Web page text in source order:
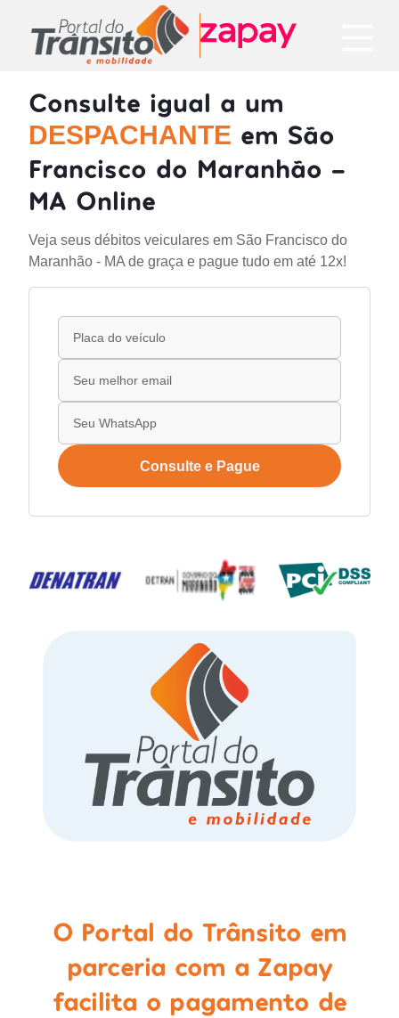
Consulte igual a um
DESPACHANTE em São
Francisco do Maranhão -
MA Online
Veja seus débitos veiculares em São Francisco do
Maranhão - MA de graça e pague tudo em até 12x!
Consulte e Pague
O Portal do Trânsito em
parceria com a Zapay
facilita o pagamento de